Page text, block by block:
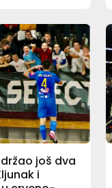
još dva
i